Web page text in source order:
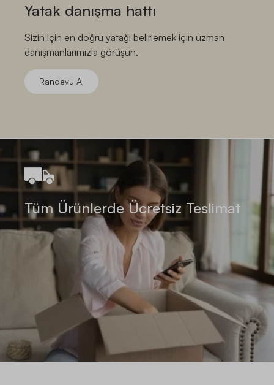
Yatak danışma hattı
Sizin için en doğru yatağı belirlemek için uzman
danışmanlarımızla görüşün.
Randevu Al
Tüm Ürünlerde Ücretsiz Teslimat